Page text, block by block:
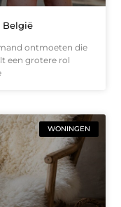
België
ontmoeten die
een grotere rol
WONINGEN